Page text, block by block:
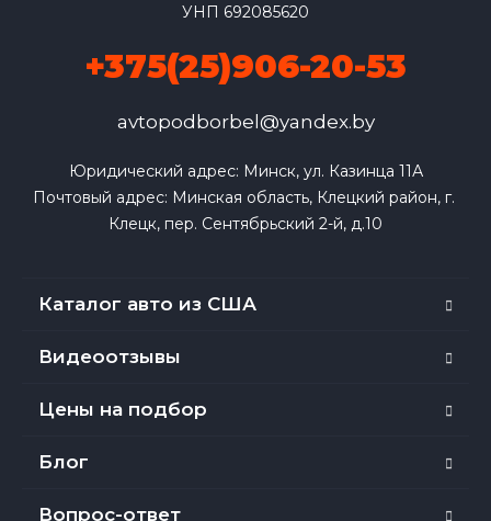
УНП 692085620
+375(25)906-20-53
avtopodborbel@yandex.by
Юридический адрес: Минск, ул. Казинца 11А
Почтовый адрес: Минская область, Клецкий район, г.
Клецк, пер. Сентябрьский 2-й, д.10
Каталог авто из США
Видеоотзывы
Цены на подбор
Блог
Вопрос-ответ